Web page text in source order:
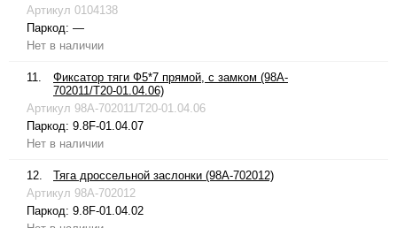
Артикул 0104138
Паркод: —
Нет в наличии
11.
Фиксатор тяги Ф5*7 прямой, с замком (98A-
702011/T20-01.04.06)
Артикул 98A-702011/T20-01.04.06
Паркод: 9.8F-01.04.07
Нет в наличии
12.
Тяга дроссельной заслонки (98A-702012)
Артикул 98A-702012
Паркод: 9.8F-01.04.02